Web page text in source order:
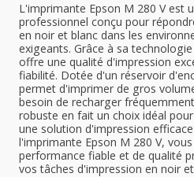
L'imprimante Epson M 280 V est
professionnel conçu pour
en noir et blanc dans les
exigeants. Grâce à sa
offre une qualité d'impression
fiabilité. Dotée d'un réservoir
permet d'imprimer de gros
besoin de recharger
robuste en fait un choix idéal
une solution d'impression
l'imprimante Epson M 280 V,
performance fiable et de qualité
vos tâches d'impression en noir